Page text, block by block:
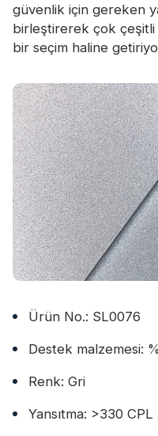
güvenlik için gereken
birleştirerek çok çeşitli
bir seçim haline
Ürün No.: SL0076
Destek malzemesi:
Renk: Gri
Yansıtma: >330 CPL